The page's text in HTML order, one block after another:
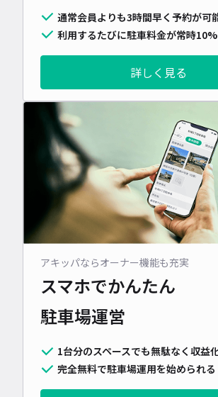
通常会員よりも3時間早く予約が可
利用するたびに駐車料金が常時
詳しく見る
アキッパならオーナー機能も充実
スマホでかんたん
駐車場運営
1台分のスペースでも無駄なく収益
完全無料で駐車場運用を始められる